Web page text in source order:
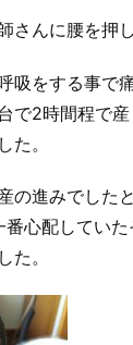
さんに腰を押
吸をする事で
で2時間程で
た。
の進みでした
心配してい
た。